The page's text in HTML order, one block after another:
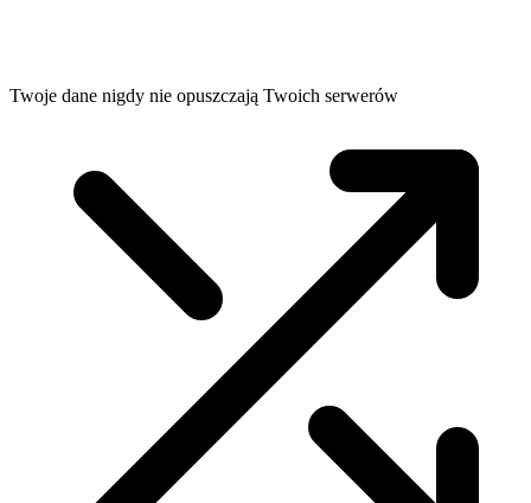
Twoje dane nigdy nie opuszczają Twoich serwerów